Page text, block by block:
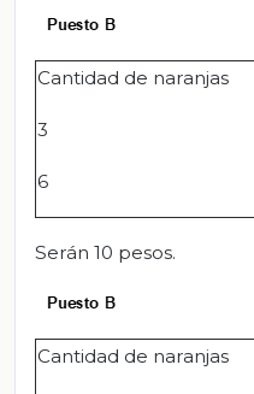
Cantidad de naranjas
3
6
Serán 10 pesos.
Cantidad de naranjas